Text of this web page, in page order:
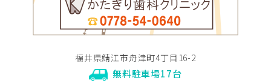
福井県鯖江市舟津町4丁目16-2
無料駐車場17台